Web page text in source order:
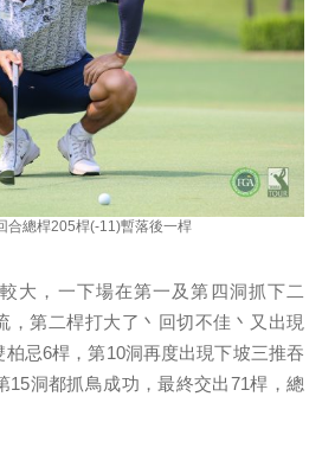
合總桿205桿(-11)暫落後一桿
大，一下場在第一及第四洞抓下二
，第二桿打大了丶回切不佳丶又出現
忌6桿，第10洞再度出現下坡三推吞
15洞都抓鳥成功，最終交出71桿，總